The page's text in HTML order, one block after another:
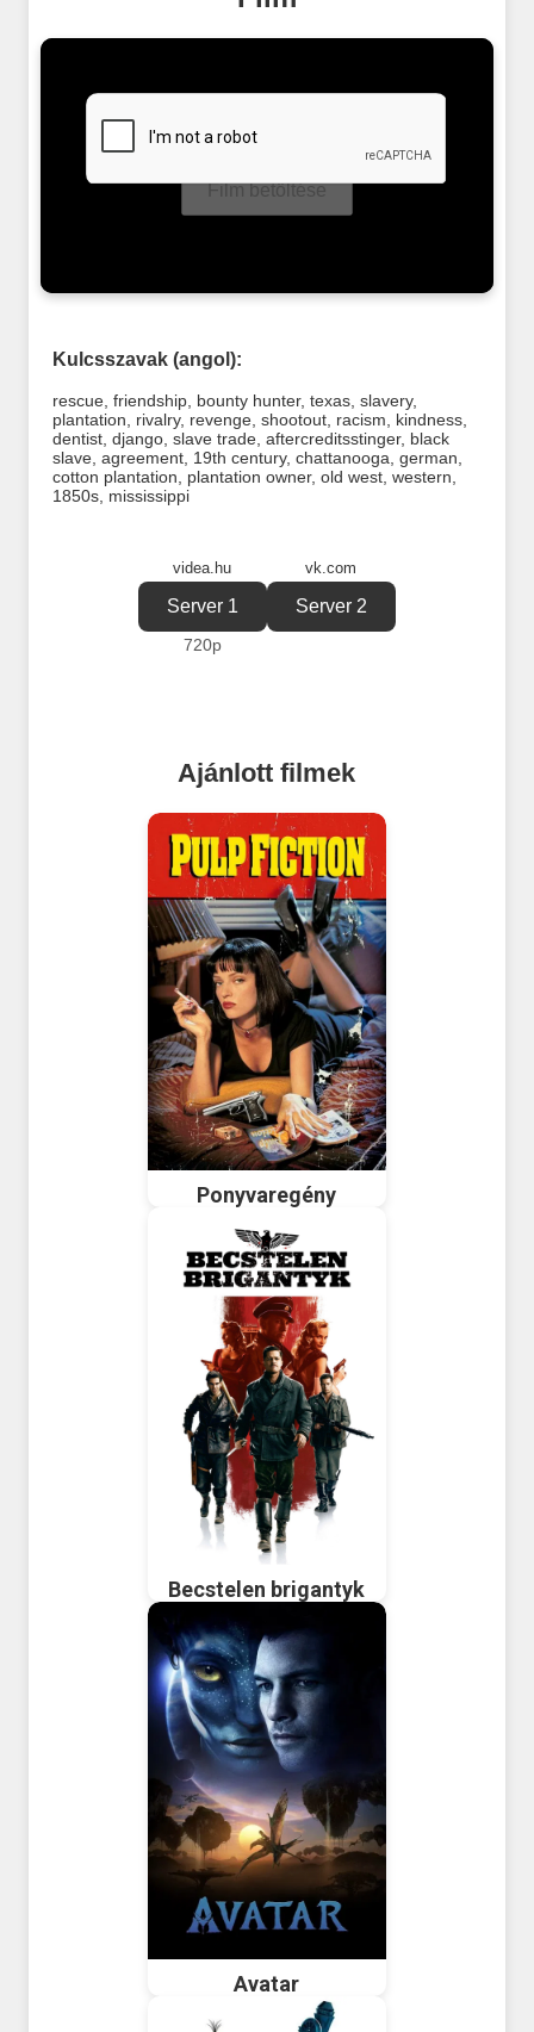
Film betöltése
Kulcsszavak (angol):
rescue, friendship, bounty hunter, texas, slavery,
plantation
rivalry, revenge, shootout, racism kindness,
dentist, django, slave trade, aftercreditsstinger, black
slave, agreement, 19th century, chattanooga german
cotton plantation
plantation owner, old west, western
1850s, mississippi
videa.hu
Server 1
720p
vk.com
Server 2
Ajánlott filmek
Ponyvaregény
Becstelen brigantyk
Avatar